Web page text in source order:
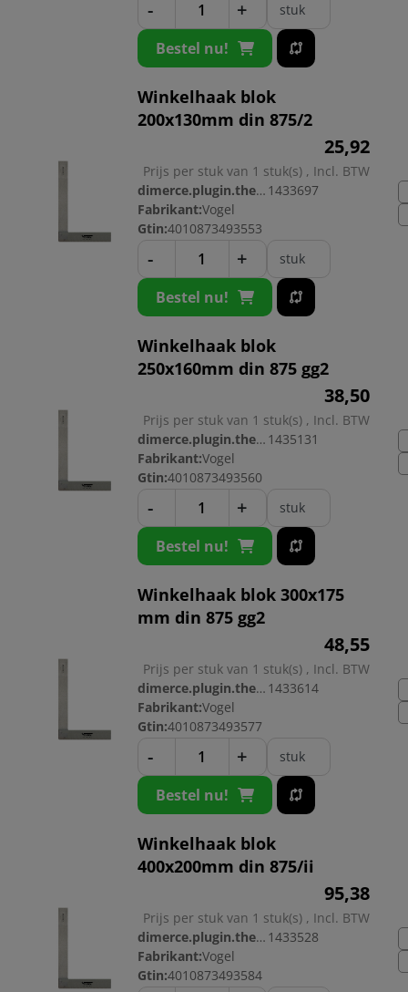
- + stuk
Bestel nu!
Winkelhaak blok
200x130mm din 875/2
25,92
Prijs per stuk van 1 stuk(s) , Incl. BTW
dimerce.plugin.theme.productnr: 1433697
Fabrikant:Vogel
Gtin:4010873493553
- + stuk
Bestel nu!
Winkelhaak blok
250x160mm din 875 gg2
38,50
Prijs per stuk van 1 stuk(s) , Incl. BTW
dimerce.plugin.theme.productnr: 1435131
Fabrikant:Vogel
Gtin:4010873493560
- + stuk
Bestel nu!
Winkelhaak blok 300x175
mm din 875 gg2
48,55
Prijs per stuk van 1 stuk(s) , Incl. BTW
dimerce.plugin.theme.productnr: 1433614
Fabrikant:Vogel
Gtin:4010873493577
- + stuk
Bestel nu!
Winkelhaak blok
400x200mm din 875/ii
95,38
Prijs per stuk van 1 stuk(s) , Incl. BTW
dimerce.plugin.theme.productnr: 1433528
Fabrikant:Vogel
Gtin:4010873493584